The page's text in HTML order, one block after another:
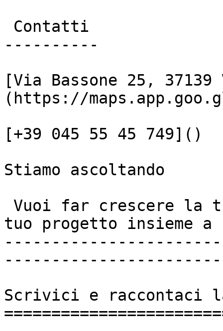
----------
[Via Bassone 25, 37139
(https://
[+39 045 55 45 749]()
Stiamo ascoltando
tuo progetto insieme a
Scrivici e raccontaci